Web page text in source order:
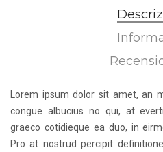
Lorem ipsum dolor sit amet, an
congue albucius no qui, at
graeco cotidieque ea duo, in
Pro at nostrud percipit